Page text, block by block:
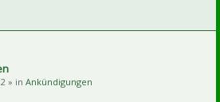
» in Ankündigungen